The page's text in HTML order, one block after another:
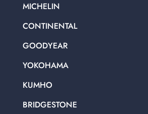
MICHELIN
CONTINENTAL
GOODYEAR
YOKOHAMA
KUMHO
BRIDGESTONE